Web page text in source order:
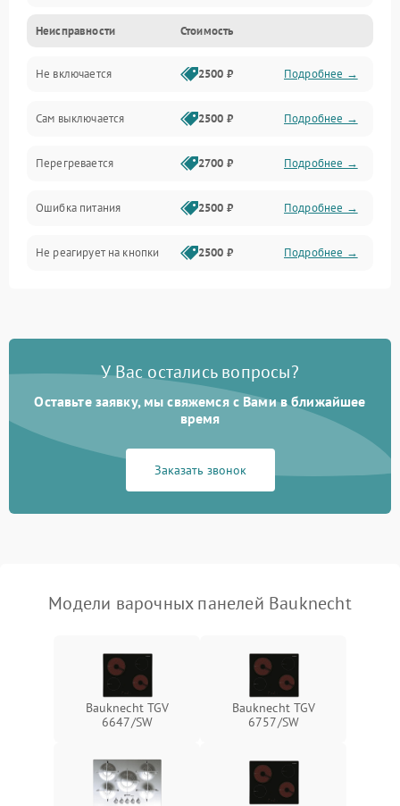
Неисправности Стоимость
Не включается 2500 ₽ Подробнее →
Сам выключается 2500 ₽ Подробнее →
Перегревается 2700 ₽ Подробнее →
Ошибка питания 2500 ₽ Подробнее →
Не реагирует на кнопки 2500 ₽ Подробнее →
У Вас остались вопросы?
Оставьте заявку, мы свяжемся с Вами в ближайшее
время
Заказать звонок
Модели варочных панелей Bauknecht
Bauknecht TGV
6647/SW
Bauknecht TGV
6757/SW